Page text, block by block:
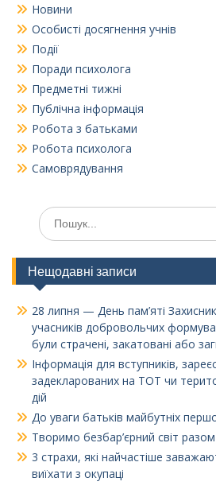
Новини
Особисті досягнення учнів
Події
Поради психолога
Предметні тижні
Публічна інформація
Робота з батьками
Робота психолога
Самоврядування
Шукати:
Нещодавні записи
28 липня — День пам’яті
учасників добровольчих
були страчені, закатовані або
Інформація для вступників,
задекларованих на ТОТ чи
дій
До уваги батьків майбутніх
Творимо безбар’єрний світ разом
3 страхи, які найчастіше
виїхати з окупаці